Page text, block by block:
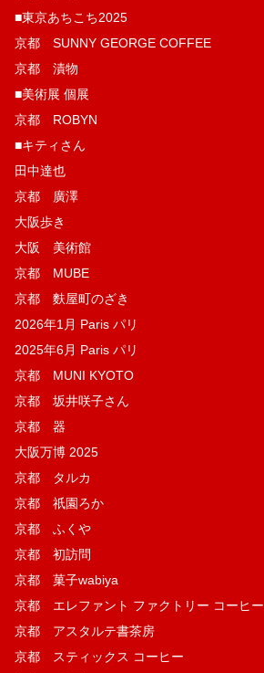
■東京あちこち2025
京都 SUNNY GEORGE COFFEE
京都 漬物
■美術展 個展
京都 ROBYN
■キティさん
田中達也
京都 廣澤
大阪歩き
大阪 美術館
京都 MUBE
京都 麩屋町のざき
2026年1月 Paris パリ
2025年6月 Paris パリ
京都 MUNI KYOTO
京都 坂井咲子さん
京都 器
大阪万博 2025
京都 タルカ
京都 祇園ろか
京都 ふくや
京都 初訪問
京都 菓子wabiya
京都 エレファント ファクトリー コーヒー
京都 アスタルテ書茶房
京都 スティックス コーヒー